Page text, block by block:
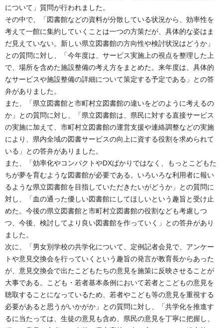
について」質問が行われました。
その中で、「図書館などの資料が分散している状況から、効率性を
考えて一館に集約していくことは一つの方策だが、具体的な姿はま
だ見えていない。新しい県立図書館の方向性や検討状況はどうか」
との質問に対し、「今年度は、サービス実施上の視点を整理した上
で、場所を含めた施設整備の考え方をまとめた。来年度は、具体的
なサービスや施設整備の詳細について策定する予定である」との答
弁がありました。
また、「県立図書館と市町村立図書館の違いをどのように考えるの
か」との質問に対し、「県立図書館は、県民に対する直接サービス
の実施に加えて、市町村立図書館の運営支援や連絡調整などの実施
により、県内全域の図書サービスの向上に資する役割を求められて
いる」との答弁がありました。
また、「効率化やコンパクトやDXばかりではなく、もっとこどもた
ちが夢を育むような図書館が必要である。いろいろな利用者に報い
るような県立図書館を目指していただきたいがどうか」との質問に
対し、「血の通った優しい図書館にしてほしいという趣旨と受け止
めた。今後の県立図書館と市町村立図書館の役割なども考慮しつ
つ、今後、検討してより良い図書館を作っていく」との答弁があり
ました。
次に、「男女別学校の共学化について、定例記者会見で、アンケー
トや意見交換会を行っていくという趣旨の発言が教育長からあった
が、意見交換会で出たこどもたちの意見を施策に反映させることが
大事である。こども・若者基本条例において若者とこどもの意見を
聴取することになっているため、若者やこども等の意見を重視する
必要があると思うがいかがか」との質問に対し、「共学化を推進す
るに当たっては、生徒の意見も含め、県民の意見を丁寧に把握し、